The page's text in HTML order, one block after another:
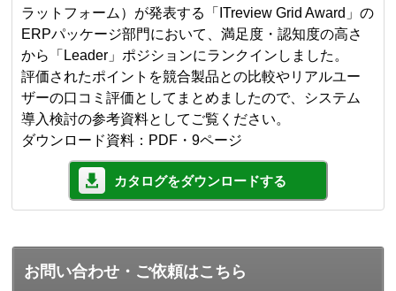
ラットフォーム）が発表する「ITreview Grid Award」の
ERPパッケージ部門において、満足度・認知度の高さ
から「Leader」ポジションにランクインしました。
評価されたポイントを競合製品との比較やリアルユー
ザーの口コミ評価としてまとめましたので、システム
導入検討の参考資料としてご覧ください。
ダウンロード資料：PDF・9ページ
カタログをダウンロードする
お問い合わせ・ご依頼はこちら